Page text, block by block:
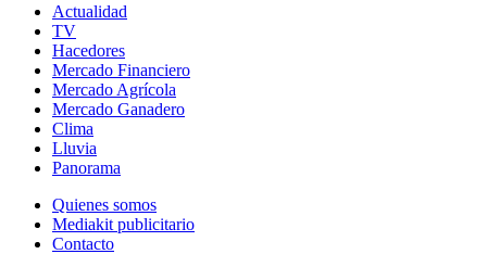
Actualidad
TV
Hacedores
Mercado Financiero
Mercado Agrícola
Mercado Ganadero
Clima
Lluvia
Panorama
Quienes somos
Mediakit publicitario
Contacto